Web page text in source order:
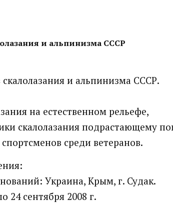
и альпинизма СССР
и альпинизма СССР.
на естественном рельефе,
скалолазания подрастающему
среди ветеранов.
Украина, Крым, г. Судак.
24 сентября 2008 г.